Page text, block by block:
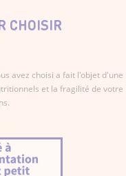
CHOISIR
avez choisi a fait l'objet d'une
et la fragilité de votre